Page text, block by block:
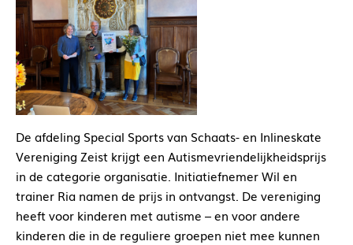
De afdeling Special Sports van Schaats- en Inlineskate
Vereniging Zeist krijgt een Autismevriendelijkheidsprijs
in de categorie organisatie. Initiatiefnemer Wil en
trainer Ria namen de prijs in ontvangst. De vereniging
heeft voor kinderen met autisme – en voor andere
kinderen die in de reguliere groepen niet mee kunnen